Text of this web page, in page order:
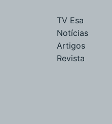
TV Esa
Notícias
Artigos
Revista